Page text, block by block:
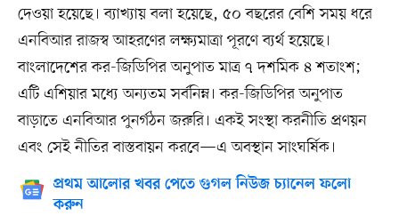
দেওয়া হয়েছে। ব্যাখ্যায় বলা হয়েছে, ৫০ বছরের বেশি সময় ধরে
এনবিআর রাজস্ব আহরণের লক্ষ্যমাত্রা পূরণে ব্যর্থ হয়েছে।
বাংলাদেশের কর-জিডিপির অনুপাত মাত্র ৭ দশমিক ৪ শতাংশ;
এটি এশিয়ার মধ্যে অন্যতম সর্বনিম্ন। কর-জিডিপির অনুপাত
বাড়াতে এনবিআর পুনর্গঠন জরুরি। একই সংস্থা করনীতি প্রণয়ন
এবং সেই নীতির বাস্তবায়ন করবে—এ অবস্থান সাংঘর্ষিক।
প্রথম আলোর খবর পেতে গুগল নিউজ চ্যানেল ফলো
করুন